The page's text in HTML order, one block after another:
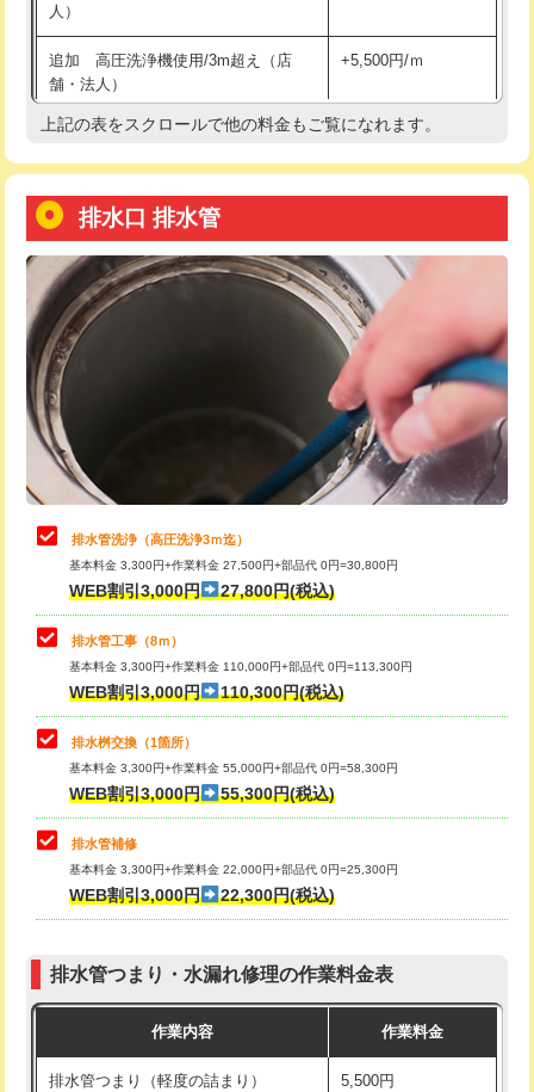
給水管工事※（土の掘削・埋め戻し作
業)
11,000円
用/3ｍまで)
用（追加）/3ｍ超え)
給水管工事※（ライニング鋼管・銅
管・ポリ管・HT管使用/3ｍまで)
44,000円
給水管工事※（ライニング鋼管・銅
管・ポリ管・HT管使用/3ｍ超え)
+8,800円
排水管工事（土の掘削・埋め戻し作
業）
11,000円~
排水管工事（排水管工事/3ｍまで） 55,000円
排水管工事（追加 排水管工事/3ｍ超
え）
マス交換（土の掘削・埋め戻し作業）
マス交換（深さ50㎝未満）
マス交換（深さ50㎝以上） 66,000円
コンクリート斫り（厚さ10㎝まで）
コンクリート斫り（厚さ10㎝超え）
モルタル補修（厚さ10㎝まで）
モルタル補修（厚さ10㎝超え）
追加人工 16,500円
現場見積
人）
追加 高圧洗浄機使用/3m超え（店
舗・法人）
+5,500円/ｍ
高度高圧洗浄換 現地調査
トーラー機使用/3mまで
追加トーラー機使用/3m超え +3,300円
カメラ調査 33,000円
桝清掃 8,800円
止水・漏水調査・防水処理・清掃・修
理・調整・分解・加工など（軽作業）
11,000円
止水・漏水調査・防水処理・清掃・修
理・調整・分解・加工など（中作業）
22,000円
止水・漏水調査・防水処理・清掃・修
理・調整・分解・加工など（重作業）
33,000円
その他部品の脱着
交換・取付（タンク） 22,000円+材料費
交換・取付(単水栓（壁付・デッキ
式）)
交換・取付(混合水栓（壁付・デッキ
式・ワンホール）)
16,500円+材料費
交換・取付(排水栓・排水トラップ
交換・取付（その他部品） 11,000円+材料費
持込商品取付（単水栓） 13,200円
持込商品取付（混合水栓） 16,500円
上記の表をスクロールで他の料金もご覧になれます。
排水口 排水管
排水管洗浄（高圧洗浄3ｍ迄）
基本料金 3,300円+作業料金 27,500円+部品代 0円=30,800円
WEB割引3,000円 27,800円(税込)
排水管工事（8ｍ）
基本料金 3,300円+作業料金 110,000円+部品代 0円=113,300円
WEB割引3,000円 110,300円(税込)
排水桝交換（1箇所）
基本料金 3,300円+作業料金 55,000円+部品代 0円=58,300円
WEB割引3,000円 55,300円(税込)
排水管補修
基本料金 3,300円+作業料金 22,000円+部品代 0円=25,300円
WEB割引3,000円 22,300円(税込)
排水管つまり・水漏れ修理の作業料金表
作業内容 作業料金
排水管つまり（軽度の詰まり） 5,500円